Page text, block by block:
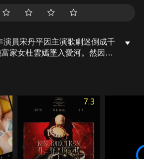
演員宋丹平因主演歌劇迷倒成千
富家女杜雲嫣墜入愛河。然因戲
，派人毒打宋丹平並放火焚燒
外人眼中的瘋婦，而已成廢墟
總傳來虛無縹緲的歌聲……
7.3